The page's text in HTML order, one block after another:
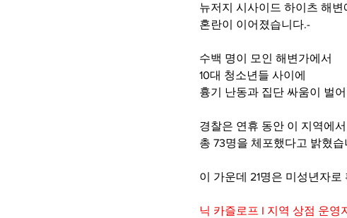
뉴저지 시사이드 하이츠 해변
혼란이 이어졌습니다.-
수백 명이 모인 해변가에서
10대 청소년들 사이에
흉기 난동과 집단 싸움이 벌
경찰은 연휴 동안 이 지역에
총 73명을 체포했다고 밝혔습
이 가운데 21명은 미성년자로
닉 카즐로프 I 지역 상점 운영